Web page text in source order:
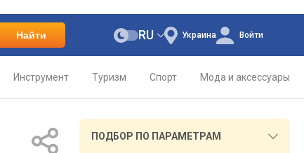
Найти Украина
RU Войти
Инструмент Туризм Спорт Мода и аксессуары
ПОДБОР ПО ПАРАМЕТРАМ